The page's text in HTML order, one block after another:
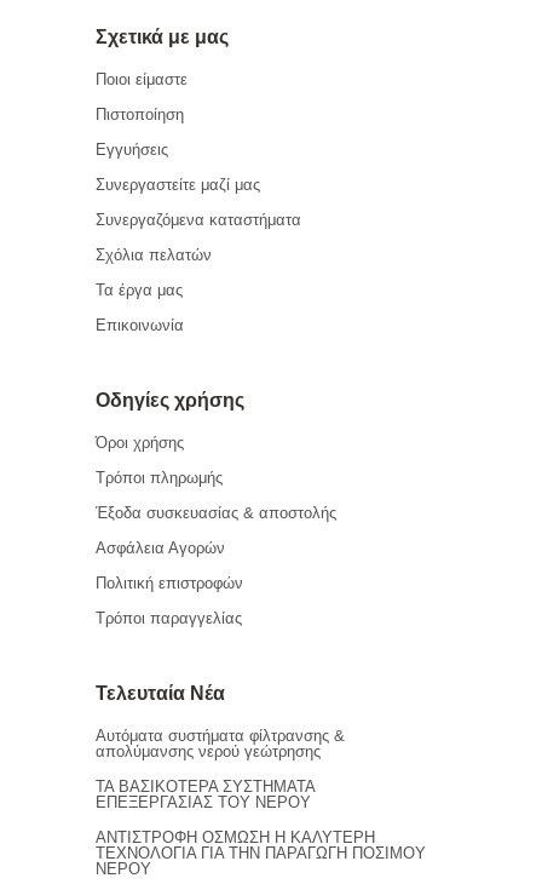
Σχετικά με μας
Ποιοι είμαστε
Πιστοποίηση
Εγγυήσεις
Συνεργαστείτε μαζί μας
Συνεργαζόμενα καταστήματα
Σχόλια πελατών
Τα έργα μας
Επικοινωνία
Οδηγίες χρήσης
Όροι χρήσης
Τρόποι πληρωμής
Έξοδα συσκευασίας & αποστολής
Ασφάλεια Αγορών
Πολιτική επιστροφών
Τρόποι παραγγελίας
Τελευταία Νέα
Αυτόματα συστήματα φίλτρανσης &
απολύμανσης νερού γεώτρησης
ΤΑ ΒΑΣΙΚΟΤΕΡΑ ΣΥΣΤΗΜΑΤΑ
ΕΠΕΞΕΡΓΑΣΙΑΣ ΤΟΥ ΝΕΡΟΥ
ΑΝΤΙΣΤΡΟΦΗ ΟΣΜΩΣΗ Η ΚΑΛΥΤΕΡΗ
ΤΕΧΝΟΛΟΓΙΑ ΓΙΑ ΤΗΝ ΠΑΡΑΓΩΓΗ ΠΟΣΙΜΟΥ
ΝΕΡΟΥ